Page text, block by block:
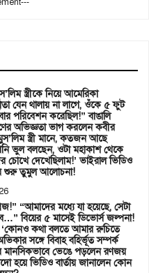
স্ত্রীকে নিয়ে আমেরিকা
যেন থালায় না লাগে, ওঁকে ৫ ফুট
পরিবেশন করেছিল!” বাঙালি
অভিজ্ঞতা ভাগ করলেন কবীর
স্ত্রী মানে, কতজন আছে
ভুল বলছেন, ওটা মহাকাশ থেকে
চোখে দেখেছিলাম!’ ভাইরাল ভিডিও
শুরু তুমুল আলোচনা!
“আমাদের মধ্যে যা হয়েছে, সেটা
বিয়ের ৫ মাসেই ডিভোর্স জল্পনা!
‘কোনও কথা বলতে আমার রুচিতে
সঙ্গে বিবাহ বহির্ভূত সম্পর্ক
মানসিকভাবে ভেঙে পড়লেন রণজয়
হয়ে ভিডিও বার্তায় জানালেন কোন